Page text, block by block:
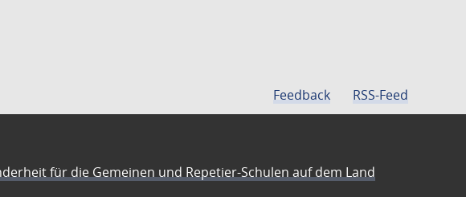
Feedback RSS-Feed
für die Gemeinen und Repetier-Schulen auf dem Land